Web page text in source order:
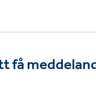
få